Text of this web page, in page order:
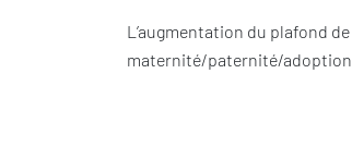
L’augmentation du plafond
maternité/paternité/adoption